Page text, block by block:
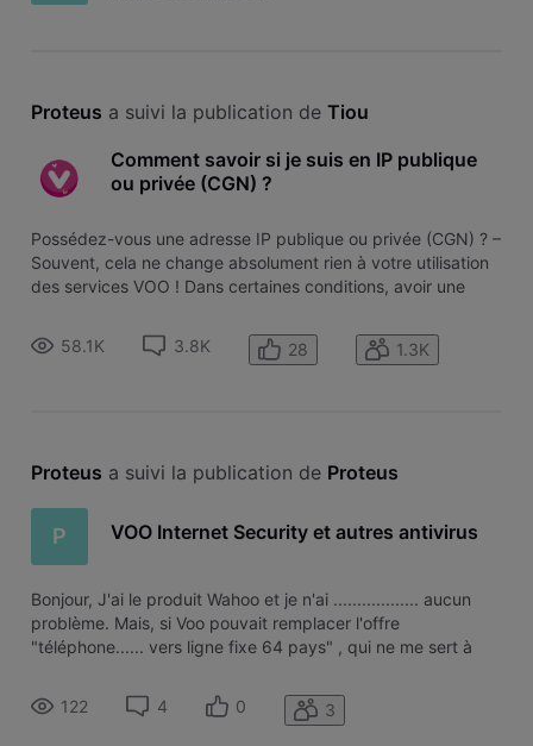
Proteus a suivi la publication de Tiou
Comment savoir si je suis en IP publique
ou privée (CGN) ?
Possédez-vous une adresse IP publique ou privée (CGN) ? –
Souvent, cela ne change absolument rien à votre utilisation
des services VOO ! Dans certaines conditions, avoir une
explique tout ! Avez-vous une adresse IP publique ou privée
? Pour conn
58.1K 3.8K 28 1.3K
Proteus a suivi la publication de Proteus
P VOO Internet Security et autres antivirus
Bonjour, J'ai le produit Wahoo et je n'ai .................. aucun
problème. Mais, si Voo pouvait remplacer l'offre
"téléphone...... vers ligne fixe 64 pays" , qui ne me sert à
Happy new year 2016 à tous.
122 4 0 3